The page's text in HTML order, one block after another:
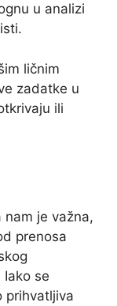
u analizi
ličnim
zadatke u
ili
je važna,
prenosa
se
prihvatljiva